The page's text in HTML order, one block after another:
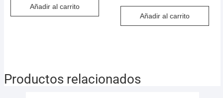
Añadir al carrito
Añadir al carrito
Productos relacionados